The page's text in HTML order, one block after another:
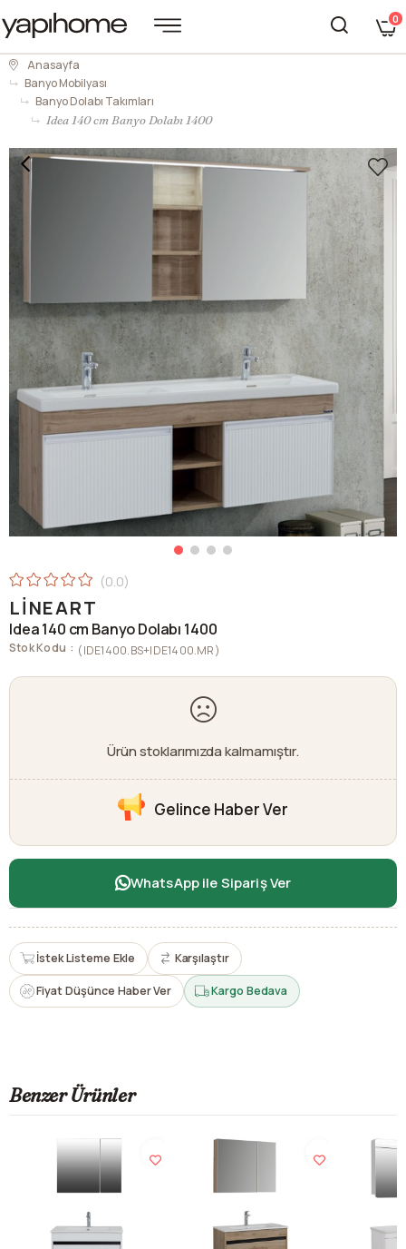
0
Anasayfa
Banyo Mobilyası
Banyo Dolabı Takımları
Idea 140 cm Banyo Dolabı 1400
0.0
LINEART
Idea 140 cm Banyo Dolabı 1400
Stok Kodu (IDE1400.BS+IDE1400.MR)
Ürün stoklarımızda kalmamıştır.
Gelince Haber Ver
WhatsApp ile Sipariş Ver
İstek Listeme Ekle Karşılaştır
Fiyat Düşünce Haber Ver Kargo Bedava
Benzer Ürünler